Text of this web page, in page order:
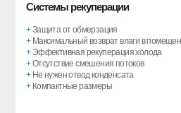
Системы рекуперации
+Защита от обмерзация
+Максимальный возврат влаги в
+Эффективная рекуперация холода
+Отсутствие смешения потоков
+Не нужен отвод конденсата
+Компактные размеры